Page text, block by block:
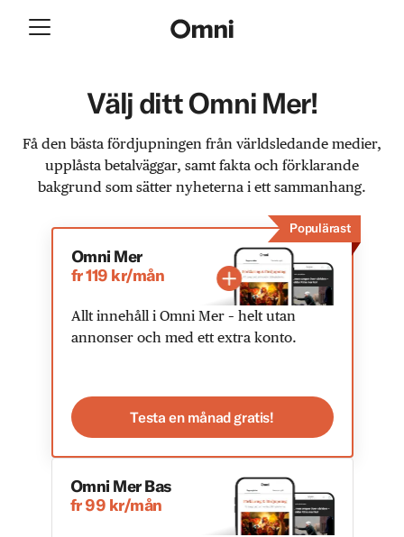
Välj ditt Omni Mer!
Få den bästa fördjupningen från världsledande medier,
upplåsta betalväggar, samt fakta och förklarande
bakgrund som sätter nyheterna i ett sammanhang.
Populärast
Omni Mer
fr 119 kr/mån
Allt innehåll i Omni Mer – helt utan
annonser och med ett extra konto.
Testa en månad gratis!
Omni Mer Bas
fr 99 kr/mån